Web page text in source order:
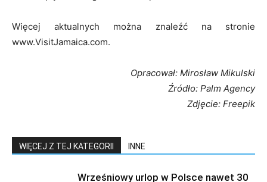
Więcej aktualnych można znaleźć na stronie
www.VisitJamaica.com.
Opracował: Mirosław Mikulski
Źródło: Palm Agency
Zdjęcie: Freepik
WIĘCEJ Z TEJ KATEGORII INNE
Wrześniowy urlop w Polsce nawet 30